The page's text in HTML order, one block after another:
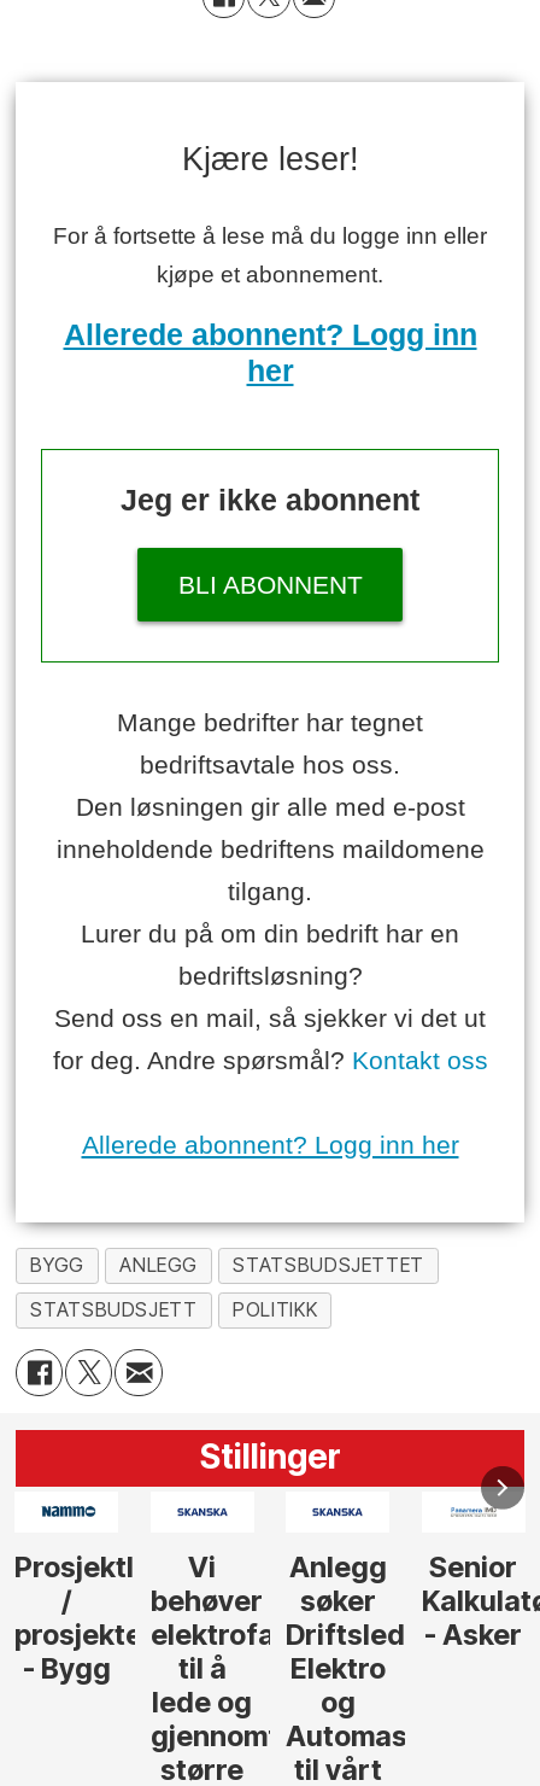
Kjære leser!
For å fortsette å lese må du logge inn eller
kjøpe et abonnement.
Allerede abonnent? Logg inn
her
Jeg er ikke abonnent
BLI ABONNENT
Mange bedrifter har tegnet
bedriftsavtale hos oss.
Den løsningen gir alle med e-post
inneholdende bedriftens maildomene
tilgang.
Lurer du på om din bedrift har en
bedriftsløsning?
Send oss en mail, så sjekker vi det ut
for deg. Andre spørsmål? Kontakt oss
Allerede abonnent? Logg inn her
BYGG ANLEGG
STATSBUDSJETTET
STATSBUDSJETT
POLITIKK
Stillinger
Anlegg
søker
Driftsleder
Elektro
Automasjon
Senior
Kalkulatør
- Asker
Senior
Tilbudsleder
Anlegg
- Oslo